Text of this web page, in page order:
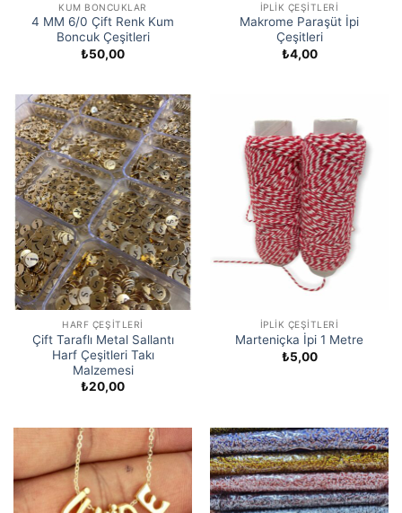
KUM BONCUKLAR
4 MM 6/0 Çift Renk Kum
Boncuk Çeşitleri
₺50,00
İPLIK ÇEŞITLERI
Makrome Paraşüt İpi
Çeşitleri
₺4,00
HARF ÇEŞITLERI
Çift Taraflı Metal Sallantı
Harf Çeşitleri Takı
Malzemesi
₺20,00
İPLIK ÇEŞITLERI
Marteniçka İpi 1 Metre
₺5,00